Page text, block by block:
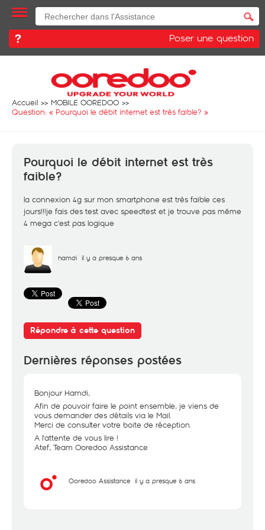
Poser une question
Accueil
MOBILE OOREDOO
Question: « Pourquoi le débit internet est très faible? »
Pourquoi le débit internet est très
faible?
la connexion 4g sur mon smartphone est très faible ces
jours!!!je fais des test avec speedtest et je trouve pas même
4 mega c'est pas logique
hamdi il y a presque 6 ans
Répondre à cette question
Dernières réponses postées
Bonjour Hamdi,
Afin de pouvoir faire le point ensemble, je viens de
vous demander des détails via le Mail.
Merci de consulter votre boite de réception.
A l'attente de vous lire !
Atef, Team Ooredoo Assistance
Ooredoo Assistance il y a presque 6 ans